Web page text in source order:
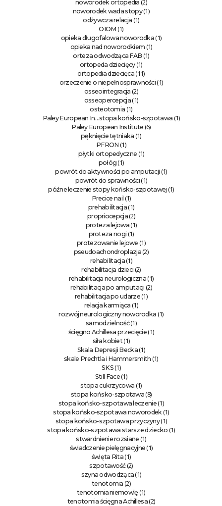
noworodek ortopedia (2)
noworodek wada stopy(1)
odżywcza relacja (1)
OIOM (1)
opieka długofalowa noworodka (1)
opieka nad noworodkiem (1)
orteza odwodząca FAB (1)
ortopeda dziecięcy(1)
ortopedia dziecięca (11)
orzeczenie o niepełnosprawności (1)
osseointegracja (2)
osseopercepcja (1)
osteotomia (1)
Paley European In…stopa końsko-szpotawa (1)
Paley European Institute (6)
pęknięcie tętniaka (1)
PFRON (1)
płytki ortopedyczne (1)
połóg (1)
powrót do aktywności po amputacji (1)
powrót do sprawności(1)
późne leczenie stopy końsko-szpotawej (1)
Precice nail (1)
prehabilitacja (1)
propriocepcja(2)
proteza lejowa (1)
proteza nogi (1)
protezowanie lejowe (1)
pseudoachondroplazja(2)
rehabilitacja(1)
rehabilitacja dzieci (2)
rehabilitacja neurologiczna(1)
rehabilitacja po amputacji (2)
rehabilitacja po udarze(1)
relacja karmiąca (1)
rozwój neurologiczny noworodka (1)
samodzielność(1)
ścięgno Achillesa przecięcie (1)
siła kobiet(1)
Skala Depresji Becka(1)
skale Prechtla i Hammersmith (1)
SKS(1)
Still Face(1)
stopa cukrzycowa (1)
stopa końsko-szpotawa (8)
stopa końsko-szpotawa leczenie(1)
stopa końsko-szpotawa noworodek(1)
stopa końsko-szpotawa przyczyny(1)
stopa końsko-szpotawa starsze dziecko (1)
stwardnienie rozsiane (1)
świadczenie pielęgnacyjne (1)
święta Rita (1)
szpotawość(2)
szyna odwodząca (1)
tenotomia (2)
tenotomia niemowlę(1)
tenotomia ścięgna Achillesa(2)